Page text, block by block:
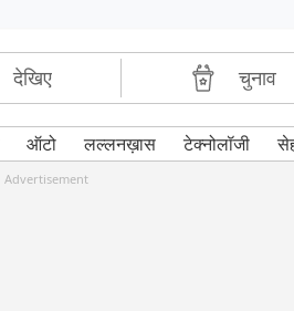
देखिए चुनाव
ऑटो लल्लनख़ास टेक्नोलॉजी
Advertisement